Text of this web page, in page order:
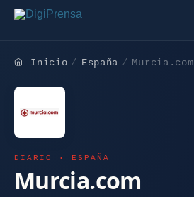
Inicio España Murcia.com
DIARIO · ESPAÑA
Murcia.com